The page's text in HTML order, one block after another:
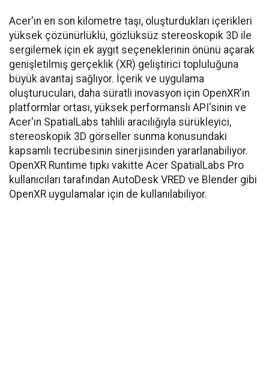
Acer'ın en son kilometre taşı, oluşturdukları içerikleri
yüksek çözünürlüklü, gözlüksüz stereoskopik 3D ile
sergilemek için ek aygıt seçeneklerinin önünü açarak
genişletilmiş gerçeklik (XR) geliştirici topluluğuna
büyük avantaj sağlıyor. İçerik ve uygulama
oluşturucuları, daha süratli inovasyon için OpenXR'ın
platformlar ortası, yüksek performanslı API'sinin ve
Acer'ın SpatialLabs tahlili aracılığıyla sürükleyici,
stereoskopik 3D görseller sunma konusundaki
kapsamlı tecrübesinin sinerjisinden yararlanabiliyor.
OpenXR Runtime tıpkı vakitte Acer SpatialLabs Pro
kullanıcıları tarafından AutoDesk VRED ve Blender gibi
OpenXR uygulamalar için de kullanılabiliyor.